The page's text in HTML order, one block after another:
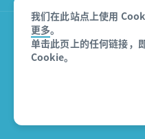
我们在此站点上使用
更多。
单击此页上的任何链接，
Cookie。
产品免责声明
沪ICP